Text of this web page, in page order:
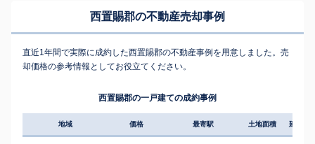
西置賜郡の不動産売却事例
直近1年間で実際に成約した西置賜郡の不動産事例を用意しました。売
却価格の参考情報としてお役立てください。
西置賜郡の一戸建ての成約事例
地域 価格 最寄駅 土地面積 延床面